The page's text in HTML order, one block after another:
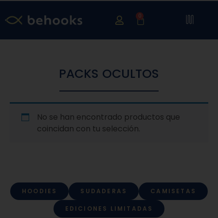
0
PACKS OCULTOS
No se han encontrado productos que
coincidan con tu selección.
CAMISETAS
SUDADERAS
HOODIES
EDICIONES LIMITADAS